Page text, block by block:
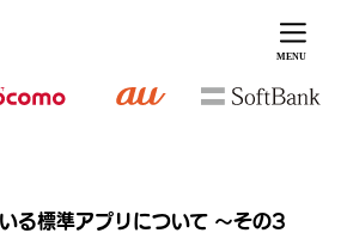
る標準アプリについて ～その3